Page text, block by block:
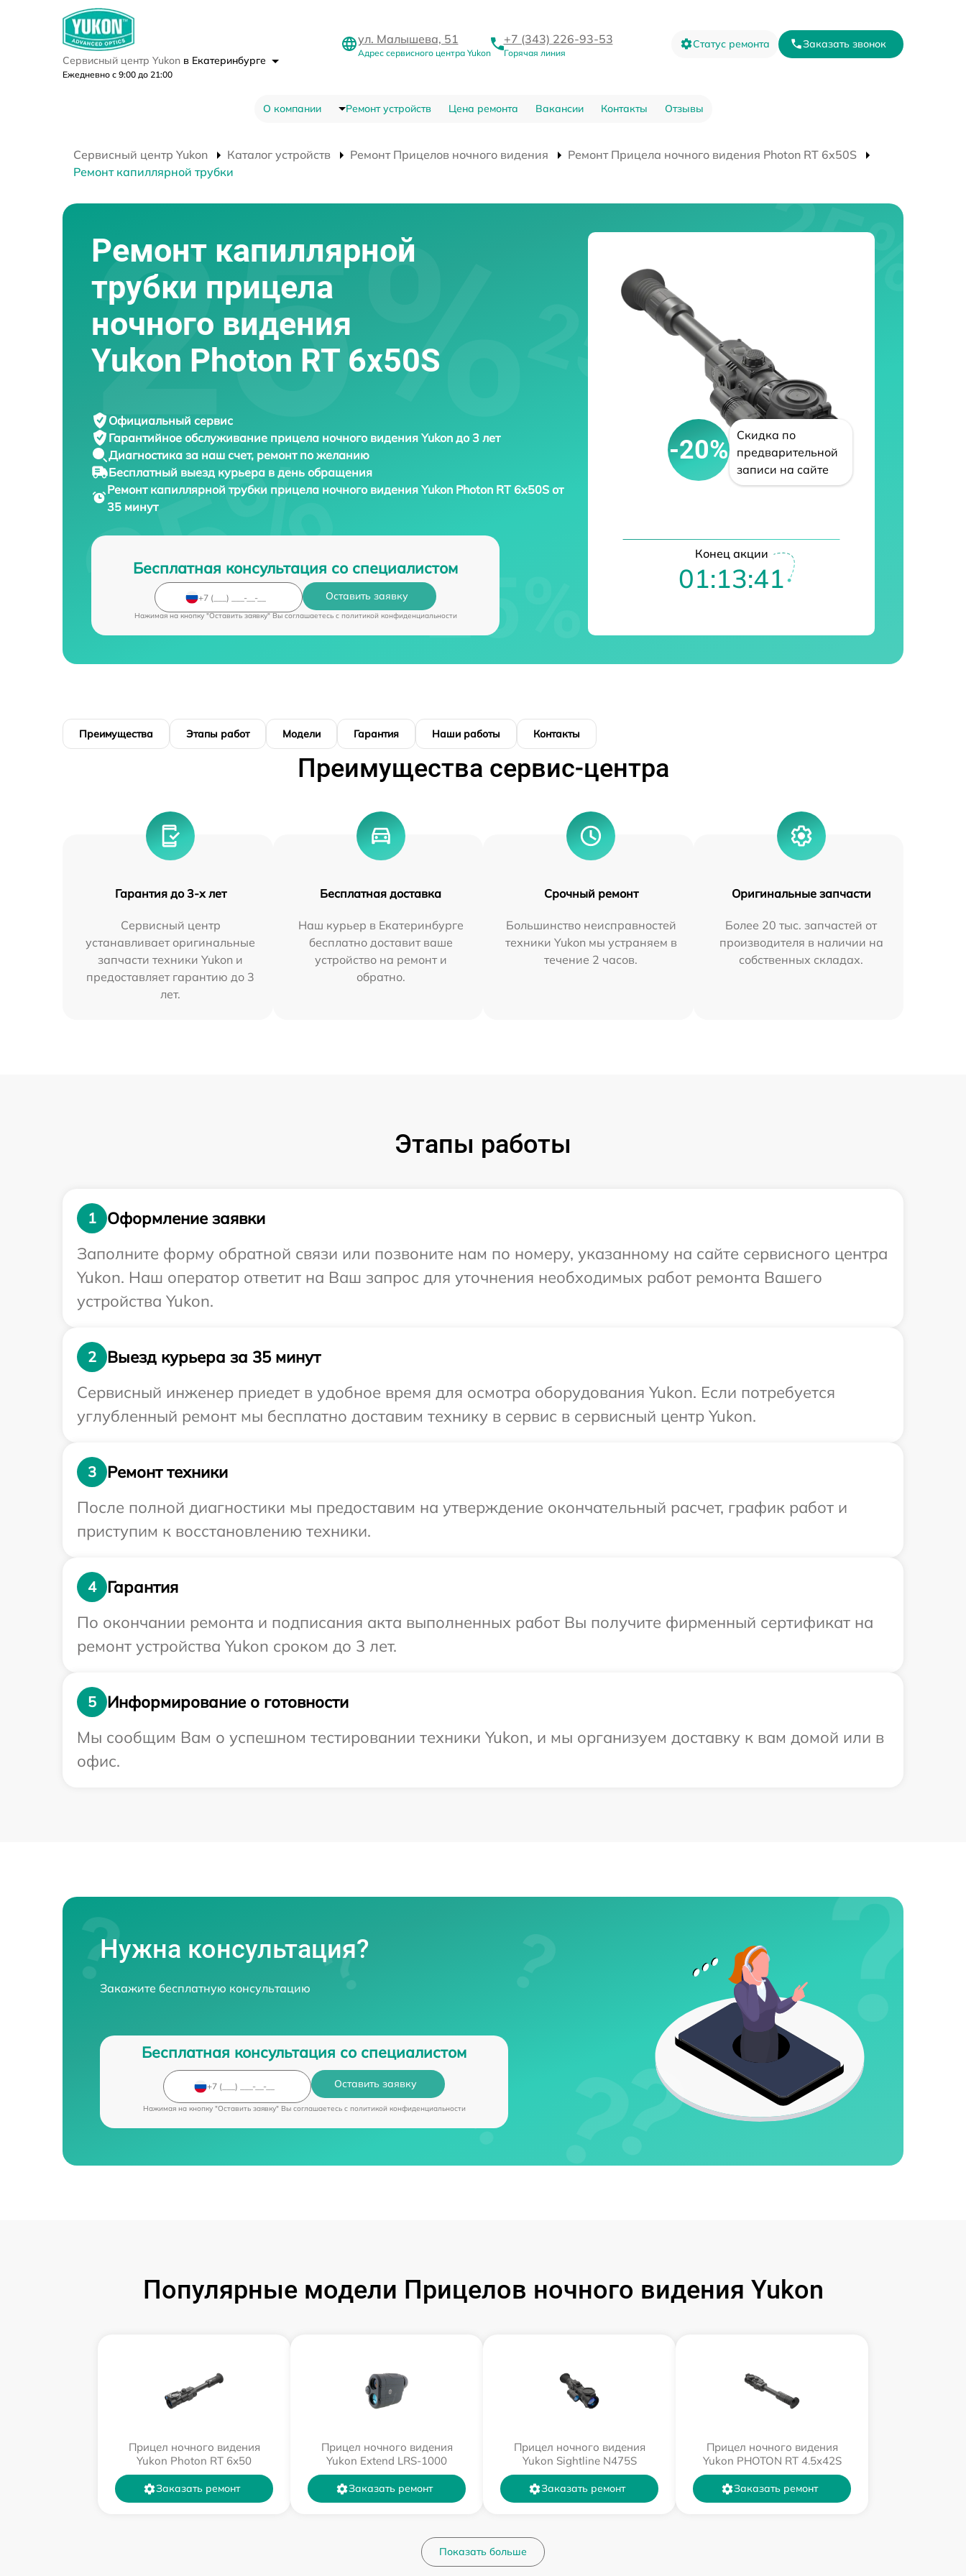
Сервисный центр Yukon в Екатеринбурге
Ежедневно с 9:00 до 21:00
ул. Малышева, 51
Адрес сервисного центра Yukon
+7 (343) 226-93-53
Горячая линия
Статус ремонта Заказать звонок
О компании Ремонт устройств Цена ремонта Вакансии Контакты Отзывы
Сервисный центр Yukon Каталог устройств Ремонт Прицелов ночного видения
Ремонт Прицела ночного видения Photon RT 6х50S
Ремонт капиллярной трубки
Ремонт капиллярной
трубки прицела
ночного видения
Yukon Photon RT 6х50S
Официальный сервис
Гарантийное обслуживание прицела ночного видения Yukon до 3 лет
Диагностика за наш счет, ремонт по желанию
Бесплатный выезд курьера в день обращения
Ремонт капиллярной трубки прицела ночного виденияYukon Photon RT 6х50S от
35 минут
Бесплатная консультация со специалистом
Оставить заявку
Нажимая на кнопку "Оставить заявку" Вы соглашаетесь c политикой конфиденциальности
-20%
Скидка по
предварительной
записи на сайте
Конец акции
01:13:40
Преимущества Этапы работ Модели Гарантия Наши работы Контакты
Преимущества сервис-центра
Гарантия до 3-х лет
Сервисный центр
устанавливает оригинальные
запчасти техники Yukon и
предоставляет гарантию до 3
лет.
Бесплатная доставка
Наш курьер в Екатеринбурге
бесплатно доставит ваше
устройство на ремонт и
обратно.
Срочный ремонт
Большинство неисправностей
техники Yukon мы устраняем в
течение 2 часов.
Оригинальные запчасти
Более 20 тыс. запчастей от
производителя в наличии на
собственных складах.
Этапы работы
1
Оформление заявки
Заполните форму обратной связи или позвоните нам по номеру, указанному на сайте сервисного центра
Yukon. Наш оператор ответит на Ваш запрос для уточнения необходимых работ ремонта Вашего
устройства Yukon.
2
Выезд курьера за 35 минут
Сервисный инженер приедет в удобное время для осмотра оборудования Yukon. Если потребуется
углубленный ремонт мы бесплатно доставим технику в сервис в сервисный центр Yukon.
3
Ремонт техники
После полной диагностики мы предоставим на утверждение окончательный расчет, график работ и
приступим к восстановлению техники.
4
Гарантия
По окончании ремонта и подписания акта выполненных работ Вы получите фирменный сертификат на
ремонт устройства Yukon сроком до 3 лет.
5
Информирование о готовности
Мы сообщим Вам о успешном тестировании техники Yukon, и мы организуем доставку к вам домой или в
офис.
Нужна консультация?
Закажите бесплатную консультацию
Бесплатная консультация со специалистом
Оставить заявку
Нажимая на кнопку "Оставить заявку" Вы соглашаетесь c политикой конфиденциальности
Популярные модели Прицелов ночного видения Yukon
Прицел ночного видения
Yukon Photon RT 6х50
Заказать ремонт
Прицел ночного видения
Yukon Extend LRS-1000
Заказать ремонт
Прицел ночного видения
Yukon Sightline N475S
Заказать ремонт
Прицел ночного видения
Yukon PHOTON RT 4.5x42S
Заказать ремонт
Показать больше